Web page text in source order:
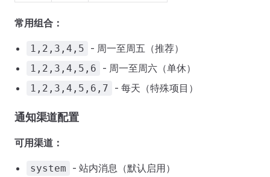
常用组合：
1,2,3,4,5 - 周一至周五（推荐）
1,2,3,4,5,6 - 周一至周六（单休）
1,2,3,4,5,6,7 - 每天（特殊项目）
通知渠道配置
可用渠道：
system - 站内消息（默认启用）